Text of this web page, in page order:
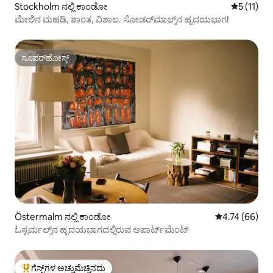
Stockholm ನಲ್ಲಿ ಕಾಂಡೋ 5 ರಲ್ಲಿ 5
5 (11)
ಮೇಲಿನ ಮಹಡಿ, ಶಾಂತ, ವಿಶಾಲ. ಸೋಡರ್‌ಮಾಲ್ಮ್‌ನ ಹೃದಯಭಾಗ!
ಸೂಪರ್‌ಹೋಸ್ಟ್
ಸೂಪರ್‌ಹೋಸ್ಟ್
Östermalm ನಲ್ಲಿ ಕಾಂಡೋ 5 ರಲ್ಲಿ 4.74
4.74 (66)
ಓಸ್ಟರ್ಮಲ್ಮ್‌ನ ಹೃದಯಭಾಗದಲ್ಲಿರುವ ಅಪಾರ್ಟ್‌ಮೆಂಟ್
ಗೆಸ್ಟ್‌ಗಳ ಅಚ್ಚುಮೆಚ್ಚಿನದು